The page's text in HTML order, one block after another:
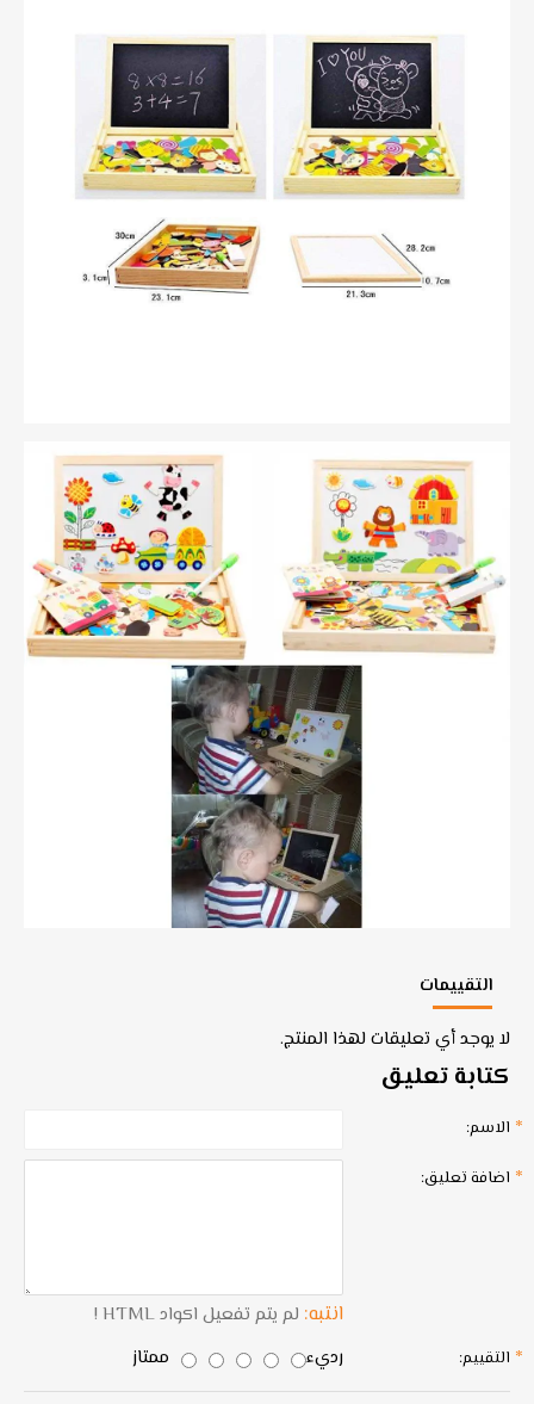
التقييمات
لا يوجد أي تعليقات لهذا المنتج.
كتابة تعليق
الاسم:
اضافة تعليق:
انتبه: لم يتم تفعيل اكواد HTML !
التقييم: رديء ممتاز